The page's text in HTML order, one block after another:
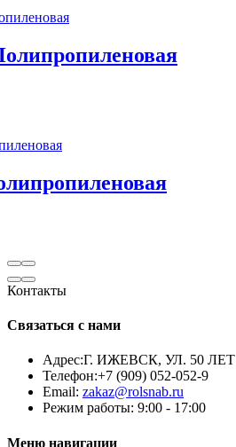
Контакты
Связаться с нами
Адрес:Г. ИЖЕВСК, УЛ. 50
Телефон:+7 (909) 052-052-9
Email: zakaz@rolsnab.ru
Режим работы: 9:00 - 17:00
Меню навигации